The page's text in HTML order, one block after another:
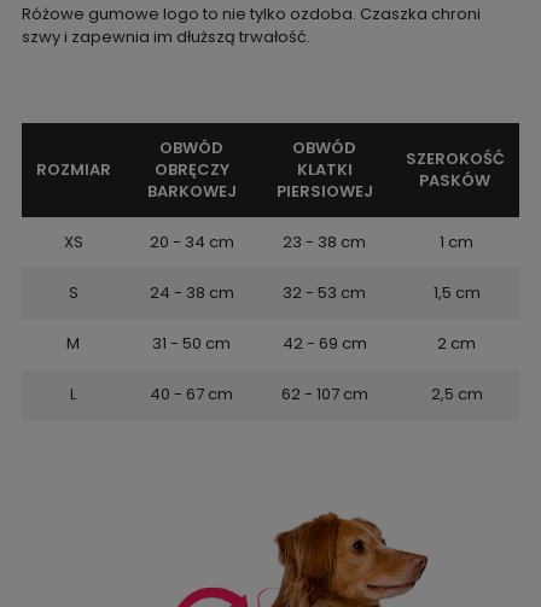
Różowe gumowe logo to nie tylko ozdoba. Czaszka chroni
szwy i zapewnia im dłuższą trwałość.
ROZMIAR
OBWÓD
OBRĘCZY
BARKOWEJ
OBWÓD
KLATKI
PIERSIOWEJ
SZEROKOŚĆ
PASKÓW
XS 20 - 34 cm 23 - 38 cm 1 cm
S 24 - 38 cm 32 - 53 cm 1,5 cm
M 31 - 50 cm 42 - 69 cm 2 cm
L 40 - 67 cm 62 - 107 cm 2,5 cm